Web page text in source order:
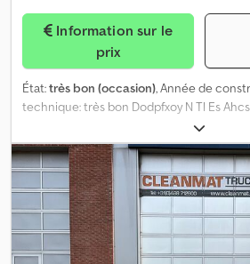
prix
État:très bon (occasion), Année de
technique: très bon Dodpfxoy N Tl Es